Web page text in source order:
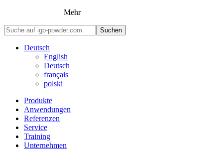
Mehr
Suchen
Deutsch
English
Deutsch
français
polski
Produkte
Anwendungen
Referenzen
Service
Training
Unternehmen